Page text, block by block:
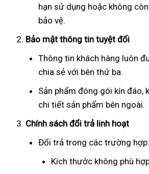
hạn sử dụng hoặc không
bảo vệ.
Bảo mật thông tin tuyệt đối
Thông tin khách hàng luôn
chia sẻ với bên thứ ba.
Sản phẩm đóng gói kín đáo,
chi tiết sản phẩm bên ngoài.
Chính sách đổi trả linh hoạt
Đổi trả trong các trường hợp:
Kích thước không phù